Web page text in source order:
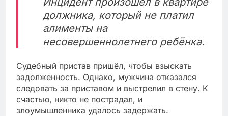
должника, который не платил
алименты на
несовершеннолетнего ребёнка.
Судебный пристав пришёл, чтобы взыскать
задолженность. Однако, мужчина отказался
следовать за приставом и выстрелил в стену. К
счастью, никто не пострадал, и
злоумышленника удалось задержать.